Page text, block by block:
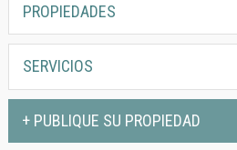
NOSOTROS
SERVICIOS
PROPIEDADES
SERVICIOS
+ PUBLIQUE SU PROPIEDAD